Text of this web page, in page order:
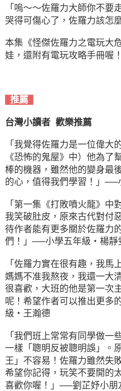
「嗚～～佐羅力大師你不要
哭得可傷心了，佐羅力該怎
本集《怪傑佐羅力之電玩大
娃，還附有電玩攻略手冊喔！
推薦
台灣小讀者 歡樂推薦
「我覺得佐羅力是一位偉大
《恐怖的鬼屋》中）他為了
棒的機器，雖然他的變身最
的心，值得我們學習！」
「第一集《打敗噴火龍》中
我笑破肚皮，原來古代對付
待作者能有更多關於佐羅力
們！」──小學五年級‧楊靜
「佐羅力實在很有趣，我馬
媽媽不准我熬夜，我還一大
很喜歡，大班的他是第一次
呢！希望作者可以推出更多
級‧王瀚德
「我們班上常常有同學做一
一樣「聰明反被聰明誤」。
王」不容易！佐羅力雖然失
希望你記得，玩笑不要開的
喜歡你喔！」──劉芷妤小朋